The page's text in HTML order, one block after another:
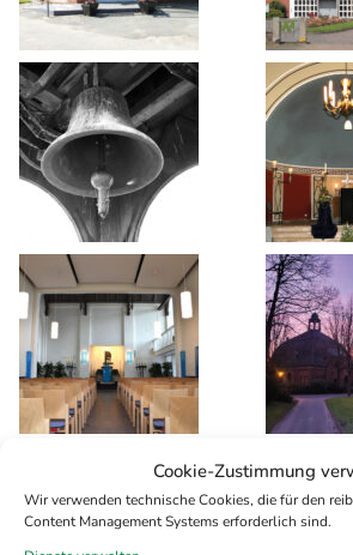
Cookie-Zustimmung
Wir verwenden technische Cookies, die für den
Content Management Systems erforderlich sind.